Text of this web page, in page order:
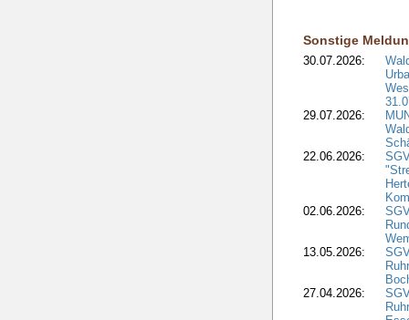
Sonstige
30.07.2026:
29.07.2026:
22.06.2026:
02.06.2026:
13.05.2026:
27.04.2026: